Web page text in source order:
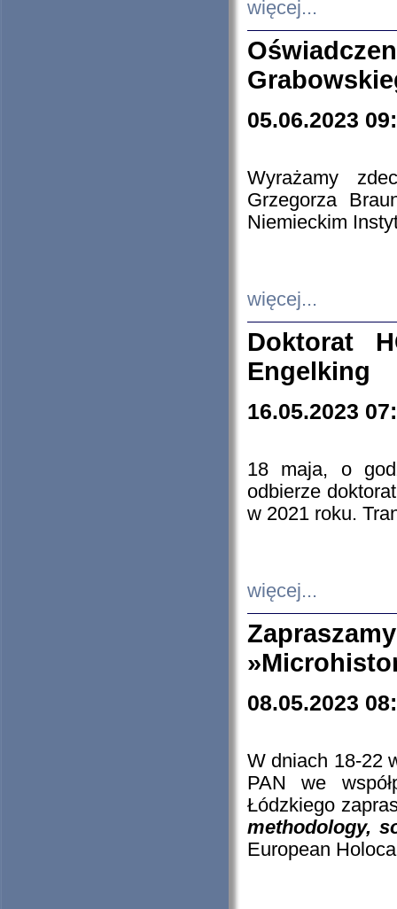
więcej...
05.06.2023
Wyrażamy
Grzegorza
Niemieckim
więcej...
Doktorat
Engelking
16.05.2023
18 maja, o
odbierze
w 2021 roku.
więcej...
08.05.2023
W dniach 18-22
PAN we
Łódzkiego
methodology,
European